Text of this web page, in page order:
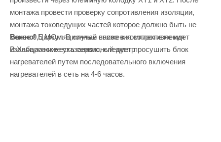
монтажа провести проверку сопротивления изоляции,
монтажа токоведущих частей которое должно быть не
менее 0,5 МОм. В случае снижения сопротивления
изоляции ниже указанного, следует просушить блок
нагревателей путем последовательного включения
нагревателей в сеть на 4-6 часов.
Важно!Циркуляционный насос в комплекте не идет
В Хабаровске есть сервисный центр